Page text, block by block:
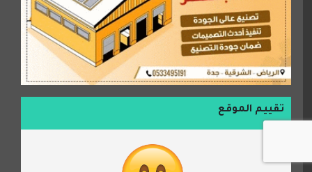
تقييم الموقع